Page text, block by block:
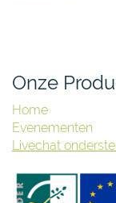
Onze
Home
Evenementen
Livechat